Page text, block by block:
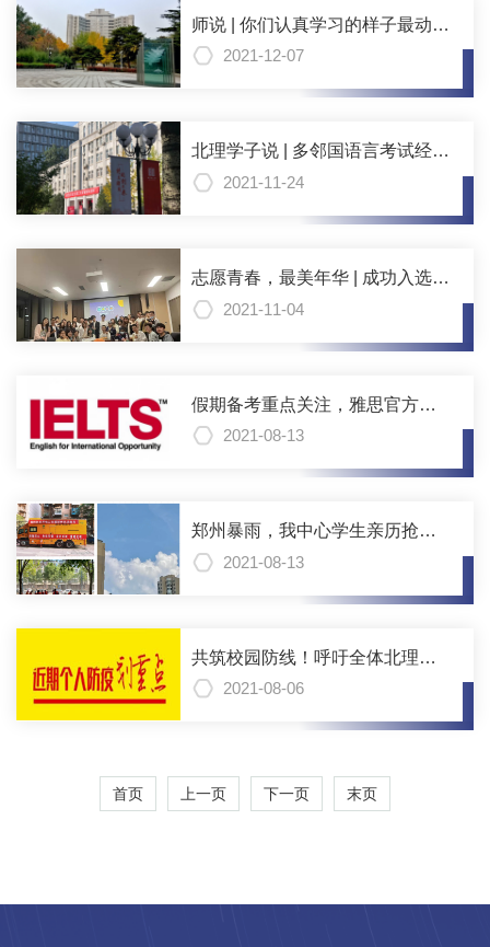
师说 | 你们认真学习的样子最动
人，2021级学生作业展示
2021-12-07
北理学子说 | 多邻国语言考试经验
分享2021-11-24
志愿青春，最美年华 | 成功入选校
志愿者协会，吾心之所向！
2021-11-04
假期备考重点关注，雅思官方发
布：全国各地8月多场雅思考试取
2021-08-13
郑州暴雨，我中心学生亲历抢险
救援，护我家园，抗灾抢险，我
2021-08-13
共筑校园防线！呼吁全体北理工
人防疫勿松懈！
2021-08-06
首页 上一页 下一页 末页